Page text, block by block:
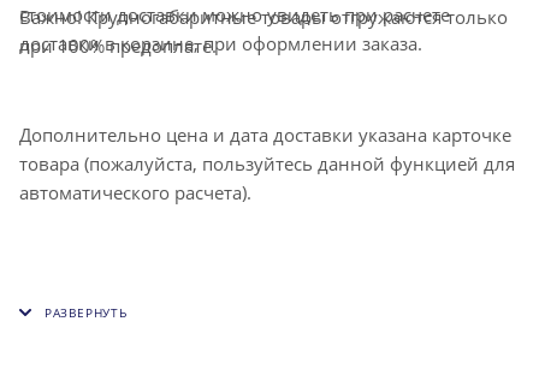
стоимости доставки можно увидеть при расчете
доставки в корзине, при оформлении заказа.
Важно! Крупногабаритные товары отгружаются только
при 100% предоплате.
Дополнительно цена и дата доставки указана карточке
товара (пожалуйста, пользуйтесь данной функцией для
автоматического расчета).